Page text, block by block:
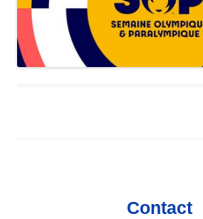
Contact